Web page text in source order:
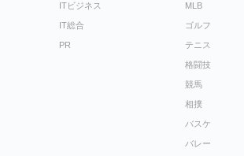
ITビジネス
IT総合
PR
MLB
ゴルフ
テニス
格闘技
競馬
相撲
バスケ
バレー